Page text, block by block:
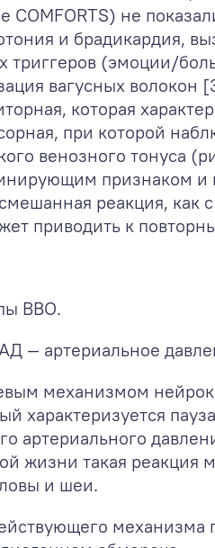
COMFORTS) не
и брадикардия,
триггеров (эмоции/
вагусных волокон
которая
при которой
венозного тонуса
признаком и
реакция, как
приводить к
ВВО.
АД — артериальное
механизмом
характеризуется
артериального
жизни такая
и шеи.
механизма